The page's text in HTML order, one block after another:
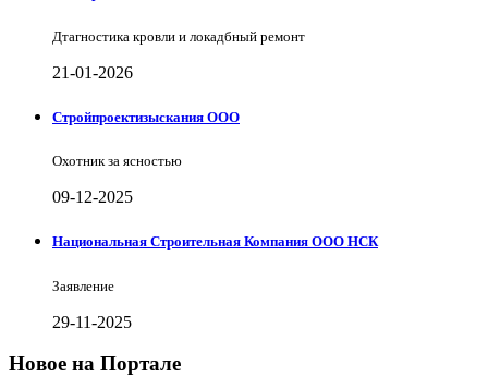
Дтагностика кровли и локадбный ремонт
21-01-2026
Стройпроектизыскания ООО
Охотник за ясностью
09-12-2025
Национальная Строительная Компания ООО НСК
Заявление
29-11-2025
Новое на Портале